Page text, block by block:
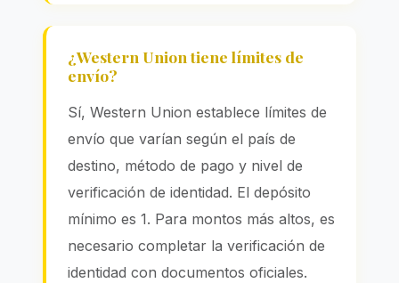
¿Western Union tiene límites de
envío?
Sí, Western Union establece límites de
envío que varían según el país de
destino, método de pago y nivel de
verificación de identidad. El depósito
mínimo es 1. Para montos más altos, es
necesario completar la verificación de
identidad con documentos oficiales.